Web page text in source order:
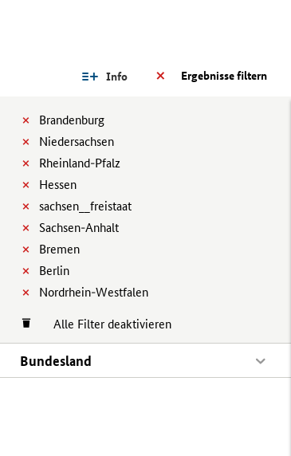
Ergebnisse filtern
Info
Brandenburg
Niedersachsen
Rheinland-Pfalz
Hessen
sachsen__freistaat
Sachsen-Anhalt
Bremen
Berlin
Nordrhein-Westfalen
Alle Filter deaktivieren
Bundesland